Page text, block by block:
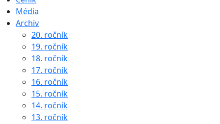
Média
Archiv
20. ročník
19. ročník
18. ročník
17. ročník
16. ročník
15. ročník
14. ročník
13. ročník